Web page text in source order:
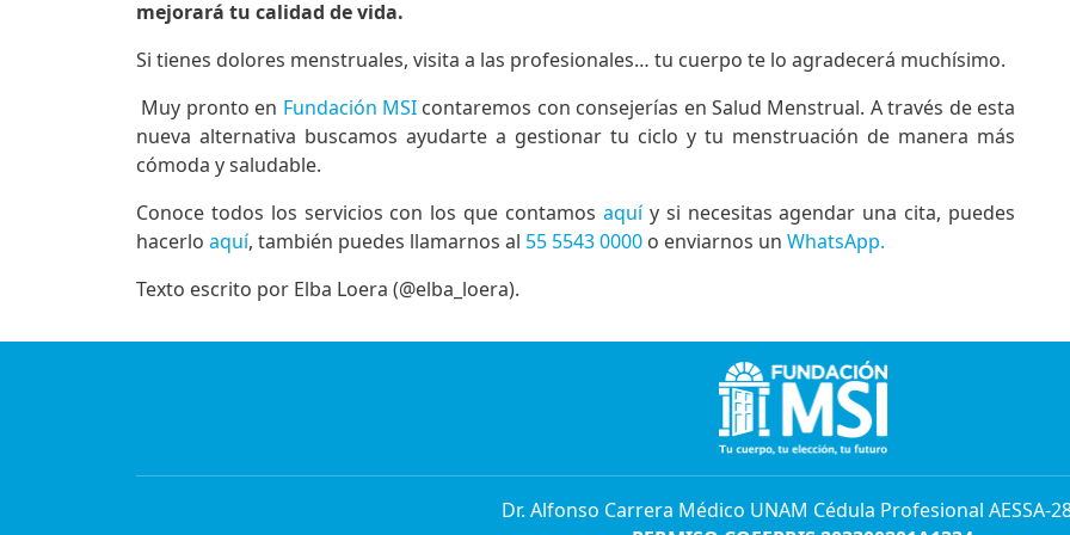
mejorará tu calidad de vida.
Si tienes dolores menstruales, visita a las profesionales… tu cuerpo te lo agradecerá muchísimo.
Muy pronto en Fundación MSI contaremos con consejerías en Salud Menstrual. A través de esta
nueva alternativa buscamos ayudarte a gestionar tu ciclo y tu menstruación de manera más
cómoda y saludable.
Conoce todos los servicios con los que contamos aquí y si necesitas agendar una cita, puedes
hacerlo aquí, también puedes llamarnos al 55 5543 0000 o enviarnos un WhatsApp.
Texto escrito por Elba Loera (@elba_loera).
Dr. Alfonso Carrera Médico UNAM Cédula Profesional AESSA-